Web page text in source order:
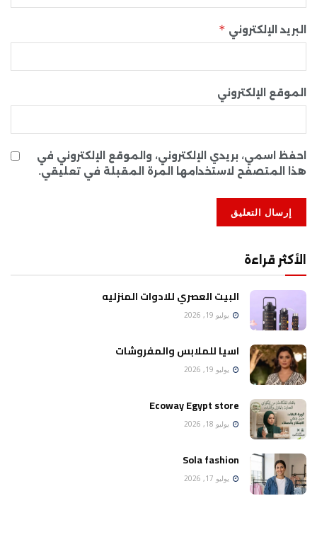
البريد الإلكتروني *
الموقع الإلكتروني
احفظ اسمي، بريدي الإلكتروني، والموقع الإلكتروني في
هذا المتصفح لاستخدامها المرة المقبلة في تعليقي.
الأكثر قراءة
البيت العصري للادوات المنزليه
يوليو 19, 2026
اسيا للملابس والمفروشات
يوليو 19, 2026
Ecoway Egypt store
يوليو 18, 2026
Sola fashion
يوليو 17, 2026